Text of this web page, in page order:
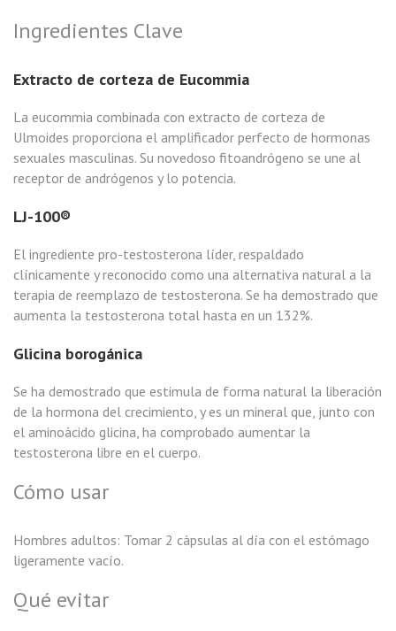
Ingredientes Clave
Extracto de corteza de Eucommia
La eucommia combinada con extracto de corteza de
Ulmoides proporciona el amplificador perfecto de hormonas
sexuales masculinas. Su novedoso fitoandrógeno se une al
receptor de andrógenos y lo potencia.
LJ-100®
El ingrediente pro-testosterona líder, respaldado
clínicamente y reconocido como una alternativa natural a la
terapia de reemplazo de testosterona. Se ha demostrado que
aumenta la testosterona total hasta en un 132%.
Glicina borogánica
Se ha demostrado que estimula de forma natural la liberación
de la hormona del crecimiento, y es un mineral que, junto con
el aminoácido glicina, ha comprobado aumentar la
testosterona libre en el cuerpo.
Cómo usar
Hombres adultos: Tomar 2 cápsulas al día con el estómago
ligeramente vacío.
Qué evitar